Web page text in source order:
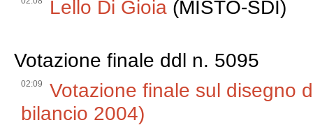
Lello Di Gioia (MISTO-SDI)
Votazione finale ddl n. 5095
02:09
Votazione finale sul disegno
bilancio 2004)